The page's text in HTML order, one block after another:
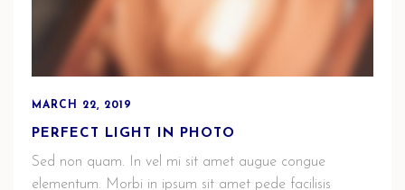
MARCH 22, 2019
PERFECT LIGHT IN PHOTO
Sed non quam. In vel mi sit amet augue congue
elementum. Morbi in ipsum sit amet pede facilisis